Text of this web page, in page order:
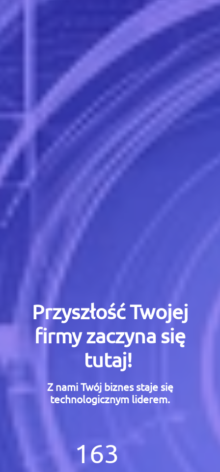
Przyszłość Twojej
firmy zaczyna się
tutaj!
Z nami Twój biznes staje się
technologicznym liderem.
163